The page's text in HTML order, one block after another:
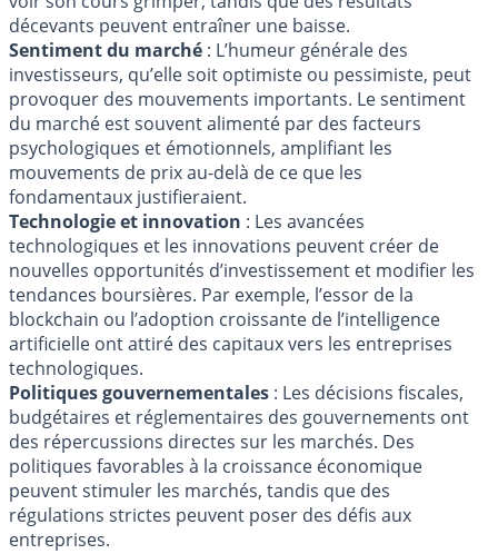
décevants peuvent entraîner une baisse.
Sentiment du marché : L’humeur générale des
investisseurs, qu’elle soit optimiste ou pessimiste, peut
provoquer des mouvements importants. Le sentiment
du marché est souvent alimenté par des facteurs
psychologiques et émotionnels, amplifiant les
mouvements de prix au-delà de ce que les
fondamentaux justifieraient.
Technologie et innovation : Les avancées
technologiques et les innovations peuvent créer de
nouvelles opportunités d’investissement et modifier les
tendances boursières. Par exemple, l’essor de la
blockchain ou l’adoption croissante de l’intelligence
artificielle ont attiré des capitaux vers les entreprises
technologiques.
Politiques gouvernementales : Les décisions fiscales,
budgétaires et réglementaires des gouvernements ont
des répercussions directes sur les marchés. Des
politiques favorables à la croissance économique
peuvent stimuler les marchés, tandis que des
régulations strictes peuvent poser des défis aux
entreprises.